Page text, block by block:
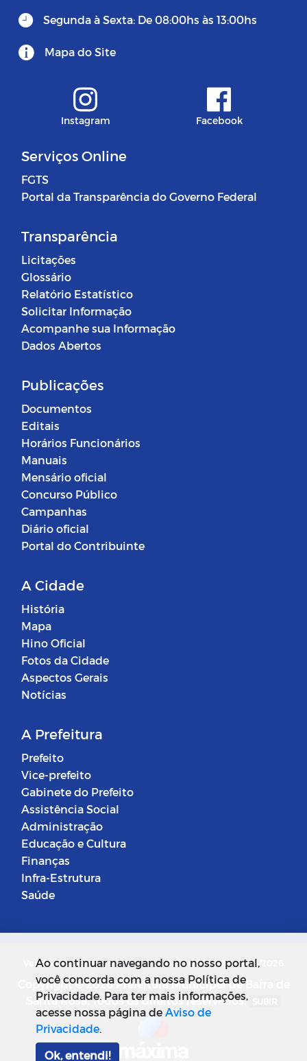
Segunda à Sexta: De 08:00hs às 13:00hs
Mapa do Site
Instagram Facebook
Serviços Online
FGTS
Portal da Transparência do Governo Federal
Transparência
Licitações
Glossário
Relatório Estatístico
Solicitar Informação
Acompanhe sua Informação
Dados Abertos
Publicações
Documentos
Editais
Horários Funcionários
Manuais
Mensário oficial
Concurso Público
Campanhas
Diário oficial
Portal do Contribuinte
A Cidade
História
Mapa
Hino Oficial
Fotos da Cidade
Aspectos Gerais
Notícias
A Prefeitura
Prefeito
Vice-prefeito
Gabinete do Prefeito
Assistência Social
Administração
Educação e Cultura
Finanças
Infra-Estrutura
Saúde
Versão do Sistema: 5.0.268 Data da Versão: 18/03/2026
Copyright © 2026 Prefeitura Municipal de Barra de
Santa Rosa. Todos os direitos reservados.
Ao continuar navegando no nosso portal,
você concorda com a nossa Política de
Privacidade. Para ter mais informações,
acesse nossa página deAviso de
Privacidade.
Ok, entendi!